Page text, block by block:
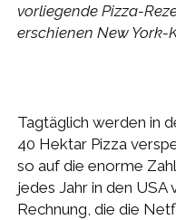
vorliegende Pizza-
erschienen New York-
Tagtäglich werden in
40 Hektar Pizza
so auf die enorme
jedes Jahr in den
Rechnung, die die